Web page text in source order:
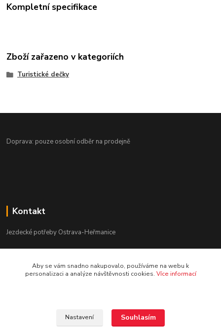
Kompletní specifikace
Zboží zařazeno v kategoriích
Turistické dečky
Doprava: pouze osobní odběr na prodejně
Kontakt
Jezdecké potřeby Ostrava-Heřmanice
Po-Pá 9:30 - 17:30
Aby se vám snadno nakupovalo, používáme na webu k
personalizaci a analýze návštěvnosti cookies. Více informací
Nastavení Souhlasím